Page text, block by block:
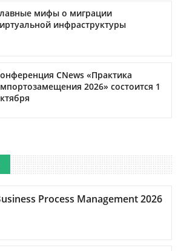
мифы о миграции
инфраструктуры
CNews «Практика
2026» состоится 1
Process Management 2026